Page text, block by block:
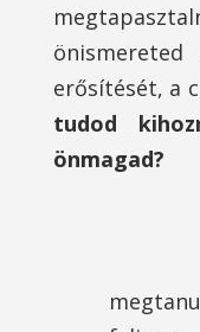
önismereted
erősítését, a
tudod
önmagad?